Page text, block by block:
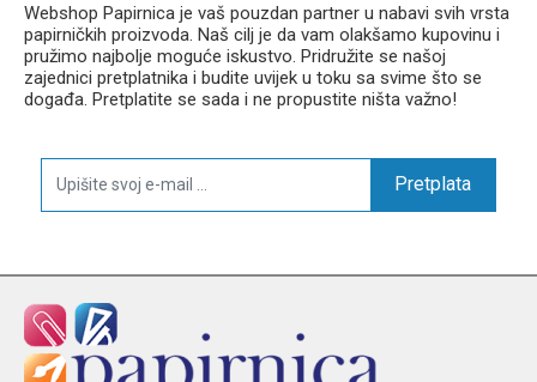
Webshop Papirnica je vaš pouzdan partner u nabavi svih vrsta
papirničkih proizvoda. Naš cilj je da vam olakšamo kupovinu i
pružimo najbolje moguće iskustvo. Pridružite se našoj
zajednici pretplatnika i budite uvijek u toku sa svime što se
događa. Pretplatite se sada i ne propustite ništa važno!
Pretplata